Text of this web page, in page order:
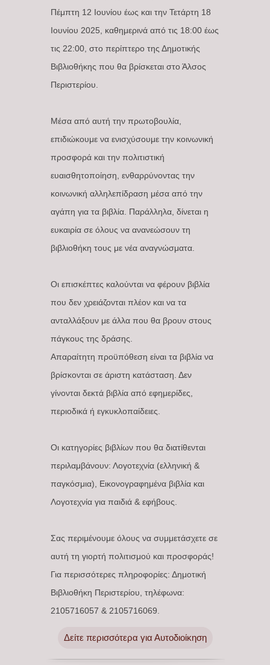
Πέμπτη 12 Ιουνίου έως και την Τετάρτη 18
Ιουνίου 2025, καθημερινά από τις 18:00 έως
τις 22:00, στο περίπτερο της Δημοτικής
Βιβλιοθήκης που θα βρίσκεται στο Άλσος
Περιστερίου.
Μέσα από αυτή την πρωτοβουλία,
επιδιώκουμε να ενισχύσουμε την κοινωνική
προσφορά και την πολιτιστική
ευαισθητοποίηση, ενθαρρύνοντας την
κοινωνική αλληλεπίδραση μέσα από την
αγάπη για τα βιβλία. Παράλληλα, δίνεται η
ευκαιρία σε όλους να ανανεώσουν τη
βιβλιοθήκη τους με νέα αναγνώσματα.
Οι επισκέπτες καλούνται να φέρουν βιβλία
που δεν χρειάζονται πλέον και να τα
ανταλλάξουν με άλλα που θα βρουν στους
πάγκους της δράσης.
Απαραίτητη προϋπόθεση είναι τα βιβλία να
βρίσκονται σε άριστη κατάσταση. Δεν
γίνονται δεκτά βιβλία από εφημερίδες,
περιοδικά ή εγκυκλοπαίδειες.
Οι κατηγορίες βιβλίων που θα διατίθενται
περιλαμβάνουν: Λογοτεχνία (ελληνική &
παγκόσμια), Εικονογραφημένα βιβλία και
Λογοτεχνία για παιδιά & εφήβους.
Σας περιμένουμε όλους να συμμετάσχετε σε
αυτή τη γιορτή πολιτισμού και προσφοράς!
Για περισσότερες πληροφορίες: Δημοτική
Βιβλιοθήκη Περιστερίου, τηλέφωνα:
2105716057 & 2105716069.
Δείτε περισσότερα για Αυτοδιοίκηση